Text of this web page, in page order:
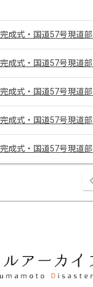
成式・国道57号現道
成式・国道57号現道
成式・国道57号現道
成式・国道57号現道
成式・国道57号現道